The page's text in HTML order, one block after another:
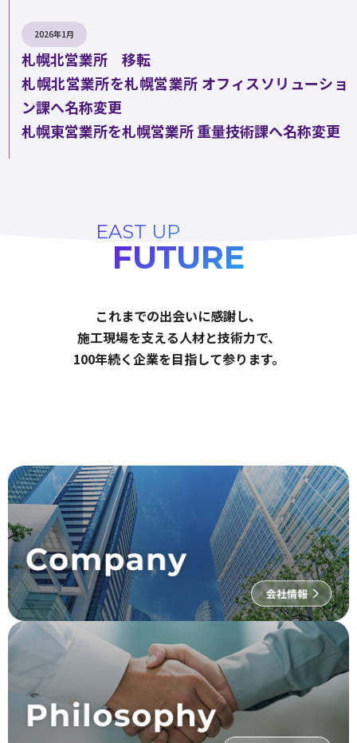
2026年1月
札幌北営業所 移転
札幌北営業所を札幌営業所 オフィスソリューショ
ン課へ名称変更
札幌東営業所を札幌営業所 重量技術課へ名称変更
EAST UP
FUTURE
これまでの出会いに感謝し、
施工現場を支える人材と技術力で、
100年続く企業を目指して参ります。